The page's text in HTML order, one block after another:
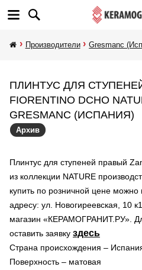
Производители Gresmanc
ПЛИНТУС ДЛЯ
FIORENTINO DCHO
GRESMANC (ИСПАНИЯ)
Архив
Плинтус для ступеней правый
из коллекции NATURE
купить по розничной цене
адресу: ул. Новогиреевская, 10
магазин «КЕРАМОГРАНИТ.РУ».
оставить заявку здесь
Страна происхождения –
Поверхность – матовая